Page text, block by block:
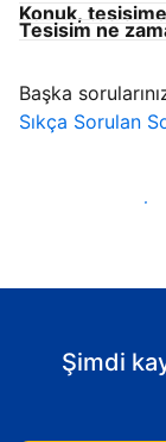
Konuk,
Tesisim ne
Başka
Sıkça Sorulan
Konuk
Şimdi